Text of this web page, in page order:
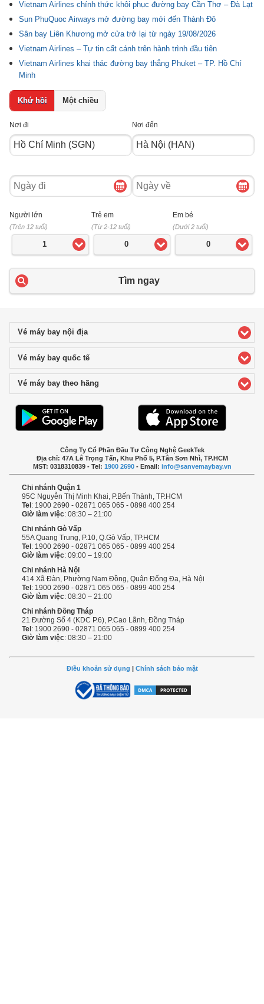
Vietnam Airlines chính thức khôi phục đường bay Cần Thơ – Đà Lạt
Sun PhuQuoc Airways mở đường bay mới đến Thành Đô
Sân bay Liên Khương mở cửa trở lại từ ngày 19/08/2026
Vietnam Airlines – Tự tin cất cánh trên hành trình đầu tiên
Vietnam Airlines khai thác đường bay thẳng Phuket – TP. Hồ Chí
Minh
Khứ hồi Một chiều
Nơi đi Nơi đến
Ngày
đi
Ngày
về
Người lớn
(Trên 12 tuổi)
1
Trẻ em
(Từ 2-12 tuổi)
0
Em bé
(Dưới 2 tuổi)
0
Tìm ngay
Vé máy bay nội địaclick to expand contents
Vé máy bay quốc tếclick to expand contents
Vé máy bay theo hãng
Công Ty Cổ Phần Đầu Tư Công Nghệ GeekTek
Địa chỉ: 47A Lê Trọng Tấn, Khu Phố 5, P.Tân Sơn Nhì, TP.HCM
MST: 0318310839 - Tel: 1900 2690- Email: info@sanvemaybay.vn
Chi nhánh Quận 1
95C Nguyễn Thị Minh Khai, P.Bến Thành, TP.HCM
Tel : 1900 2690 - 02871 065 065 - 0898 400 254
Giờ làm việc: 08:30 – 21:00
Chi nhánh Gò Vấp
55A Quang Trung, P.10, Q.Gò Vấp, TP.HCM
Tel : 1900 2690 - 02871 065 065 - 0899 400 254
Giờ làm việc: 09:00 – 19:00
Chi nhánh Hà Nội
414 Xã Đàn, Phường Nam Đồng, Quận Đống Đa, Hà Nội
Tel : 1900 2690 - 02871 065 065 - 0899 400 254
Giờ làm việc: 08:30 – 21:00
Chi nhánh Đồng Tháp
21 Đường Số 4 (KDC P.6), P.Cao Lãnh, Đồng Tháp
Tel : 1900 2690 - 02871 065 065 - 0899 400 254
Giờ làm việc: 08:30 – 21:00
Điều khoản sử dụng Chính sách bảo mật